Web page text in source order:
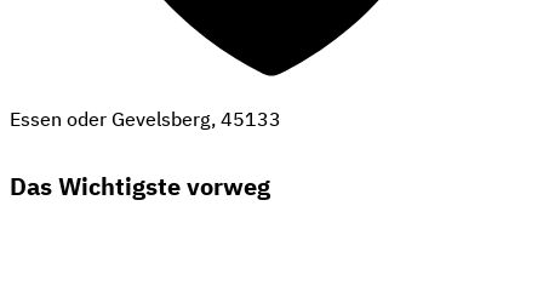
Essen oder Gevelsberg, 45133
Das Wichtigste vorweg